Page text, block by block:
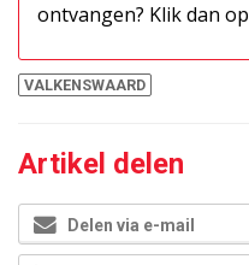
ontvangen? Klik dan op
VALKENSWAARD
Artikel delen
Delen via e-mail